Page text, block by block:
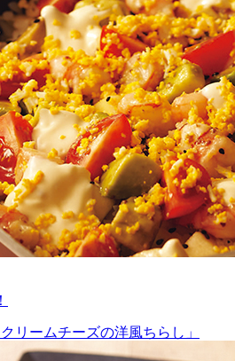
リームチーズの洋風ちらし」